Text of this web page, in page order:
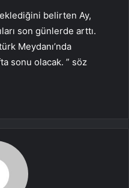
belirten Ay,
son günlerde arttı.
Meydanı’nda
sonu olacak. ” söz